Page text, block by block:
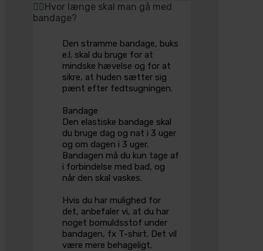
Hvor længe skal man gå med
bandage?
Den stramme bandage, buks
e.l. skal du bruge for at
mindske hævelse og for at
sikre, at huden sætter sig
pænt efter fedtsugningen.
Bandage
Den elastiske bandage skal
du bruge dag og nat i 3 uger
og om dagen i 3 uger.
Bandagen må du kun tage af
i forbindelse med bad, og
når den skal vaskes.
Hvis du har mulighed for
det, anbefaler vi, at du har
noget bomuldsstof under
bandagen, fx T-shirt. Det vil
være mere behageligt.